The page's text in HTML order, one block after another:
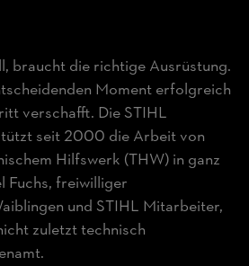
braucht die richtige Ausrüstung.
Moment erfolgreich
verschafft. Die STIHL
seit 2000 die Arbeit von
Hilfswerk (THW) in ganz
Fuchs, freiwilliger
und STIHL Mitarbeiter,
zuletzt technisch